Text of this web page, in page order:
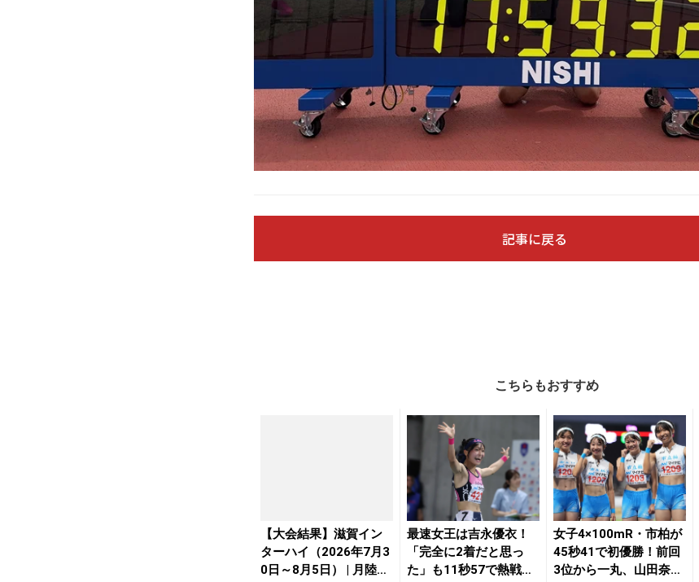
記事に戻る
こちらもおすすめ
【大会結果】滋賀イン
ターハイ（2026年7月3
0日～8月5日） | 月陸On
最速女王は吉永優衣！
「完全に2着だと思っ
た」も11秒57で熱戦制
女子4×100mR・市柏が
45秒41で初優勝！前回
3位から一丸、山田奈央